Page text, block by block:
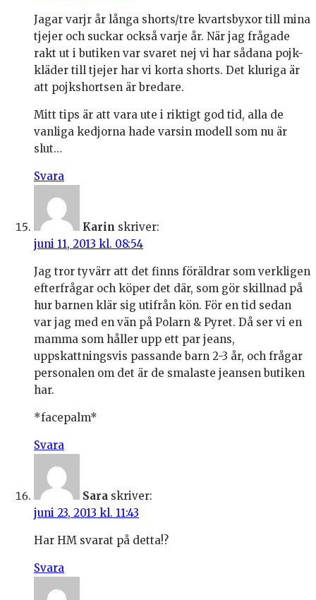
Jagar varjr år långa shorts/tre kvartsbyxor till mina
tjejer och suckar också varje år. När jag frågade
rakt ut i butiken var svaret nej vi har sådana pojk-
kläder till tjejer har vi korta shorts. Det kluriga är
att pojkshortsen är bredare.
Mitt tips är att vara ute i riktigt god tid, alla de
vanliga kedjorna hade varsin modell som nu är
slut…
Svara
Karin skriver:
juni 11, 2013 kl. 08:54
Jag tror tyvärr att det finns föräldrar som verkligen
efterfrågar och köper det där, som gör skillnad på
hur barnen klär sig utifrån kön. För en tid sedan
var jag med en vän på Polarn & Pyret. Då ser vi en
mamma som håller upp ett par jeans,
uppskattningsvis passande barn 2-3 år, och frågar
personalen om det är de smalaste jeansen butiken
har.
*facepalm*
Svara
Sara skriver:
juni 23, 2013 kl. 11:43
Har HM svarat på detta!?
Svara